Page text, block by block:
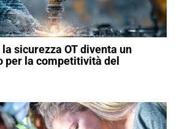
sicurezza OT diventa un
per la competitività del